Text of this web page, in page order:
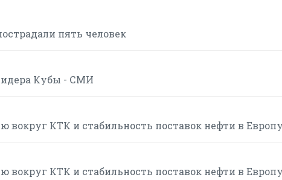
пять человек
Кубы - СМИ
вокруг КТК и стабильность поставок нефти в
вокруг КТК и стабильность поставок нефти в